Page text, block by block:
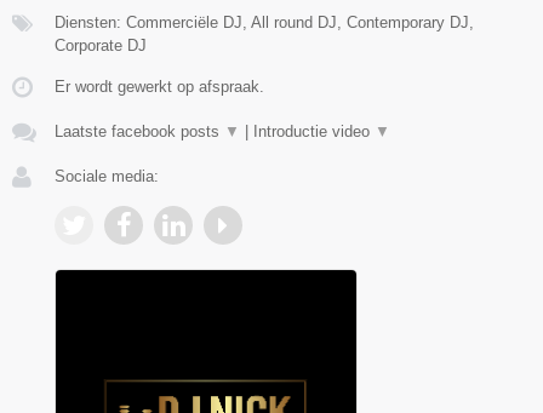
Diensten: Commerciële DJ, All round DJ, Contemporary DJ,
Corporate DJ
Er wordt gewerkt op afspraak.
Laatste facebook posts ▼ Introductie video ▼
Sociale media: